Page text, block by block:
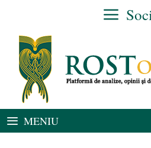
conținut
MENIU